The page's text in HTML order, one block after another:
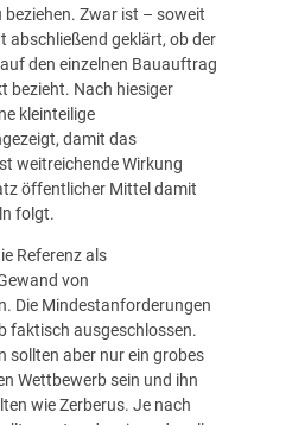
Zwar ist – soweit
abschließend geklärt, ob der
den einzelnen Bauauftrag
bezieht. Nach hiesiger
kleinteilige
damit das
weitreichende Wirkung
öffentlicher Mittel damit
folgt.
Referenz als
von
Die Mindestanforderungen
faktisch ausgeschlossen.
sollten aber nur ein grobes
Wettbewerb sein und ihn
wie Zerberus. Je nach